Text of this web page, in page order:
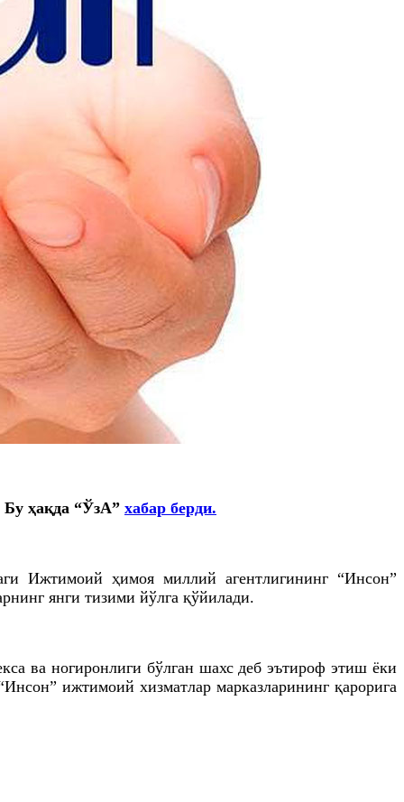
ҳақда “ЎзА” хабар берди.
Ижтимоий ҳимоя миллий агентлигининг “Инсон”
янги тизими йўлга қўйилади.
ва ногиронлиги бўлган шахс деб эътироф этиш ёки
ижтимоий хизматлар марказларининг қарорига